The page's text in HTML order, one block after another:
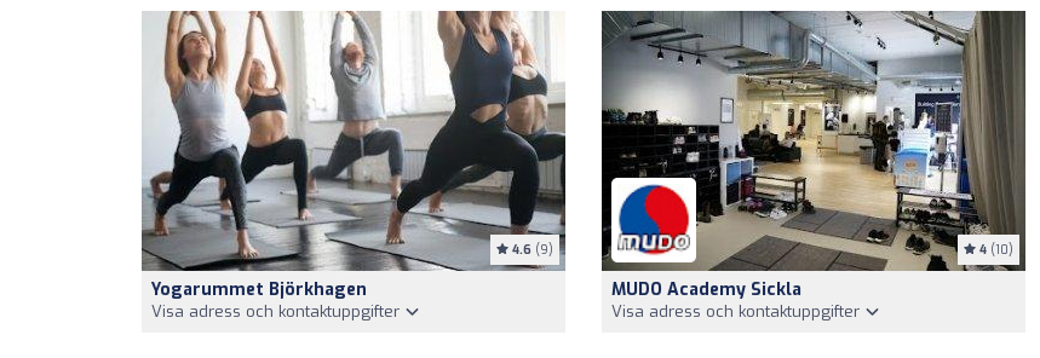
4.6 (9)
Yogarummet Björkhagen
Visa adress och kontaktuppgifter
4 (10)
MUDO Academy Sickla
Visa adress och kontaktuppgifter